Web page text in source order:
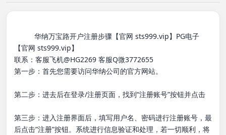
【官网 sts999.vip】
联系：客服飞机@HG2269 客服Q微3772655
第一步：首先您需要访问华纳公司的官方网站。
第二步：进去后在登录/注册页面，找到“注册账号”按钮并点击
第三步：进入注册界面后，填写用户名、密码进行注册账号，最
后点击”注册”按钮。系统进行信息验证和处理，若一切顺利，将